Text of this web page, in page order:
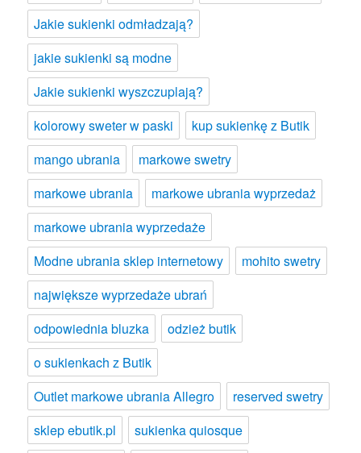
Jakie sukienki odmładzają?
jakie sukienki są modne
Jakie sukienki wyszczuplają?
kolorowy sweter w paski
kup sukienkę z Butik
mango ubrania
markowe swetry
markowe ubrania
markowe ubrania wyprzedaż
markowe ubrania wyprzedaże
Modne ubrania sklep internetowy
mohito swetry
największe wyprzedaże ubrań
odpowiednia bluzka
odzież butik
o sukienkach z Butik
Outlet markowe ubrania Allegro
reserved swetry
sklep ebutik.pl
sukienka quiosque